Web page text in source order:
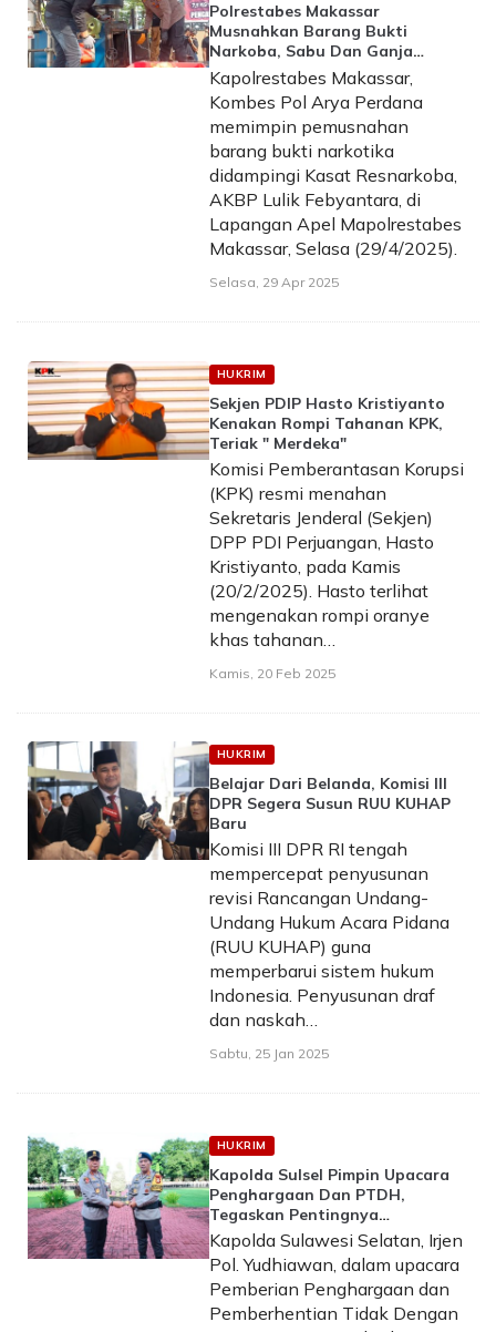
Polrestabes Makassar
Musnahkan Barang Bukti
Narkoba, Sabu Dan Ganja
Bernilai Fantastis
Kapolrestabes Makassar,
Kombes Pol Arya Perdana
memimpin pemusnahan
barang bukti narkotika
didampingi Kasat Resnarkoba,
AKBP Lulik Febyantara, di
Lapangan Apel Mapolrestabes
Makassar, Selasa (29/4/2025).
Selasa, 29 Apr 2025
HUKRIM
Sekjen PDIP Hasto Kristiyanto
Kenakan Rompi Tahanan KPK,
Teriak " Merdeka"
Komisi Pemberantasan Korupsi
(KPK) resmi menahan
Sekretaris Jenderal (Sekjen)
DPP PDI Perjuangan, Hasto
Kristiyanto, pada Kamis
(20/2/2025). Hasto terlihat
mengenakan rompi oranye
khas tahanan…
Kamis, 20 Feb 2025
HUKRIM
Belajar Dari Belanda, Komisi III
DPR Segera Susun RUU KUHAP
Baru
Komisi III DPR RI tengah
mempercepat penyusunan
revisi Rancangan Undang-
Undang Hukum Acara Pidana
(RUU KUHAP) guna
memperbarui sistem hukum
Indonesia. Penyusunan draf
dan naskah…
Sabtu, 25 Jan 2025
HUKRIM
Kapolda Sulsel Pimpin Upacara
Penghargaan Dan PTDH,
Tegaskan Pentingnya
Profesionalisme
Kapolda Sulawesi Selatan, Irjen
Pol. Yudhiawan, dalam upacara
Pemberian Penghargaan dan
Pemberhentian Tidak Dengan